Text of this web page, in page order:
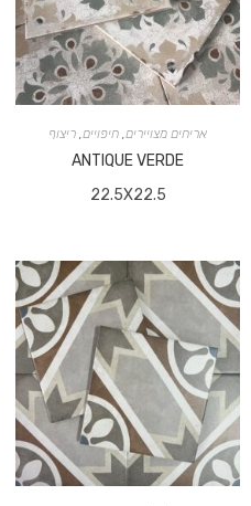
אריחים מצויירים, חיפויים, ריצוף
ANTIQUE VERDE
22.5X22.5